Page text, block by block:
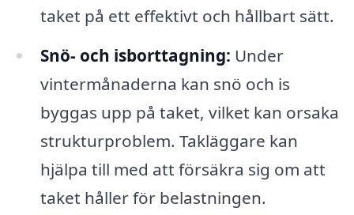
taket på ett effektivt och hållbart sätt.
Snö- och isborttagning: Under
vintermånaderna kan snö och is
byggas upp på taket, vilket kan orsaka
strukturproblem. Takläggare kan
hjälpa till med att försäkra sig om att
taket håller för belastningen.